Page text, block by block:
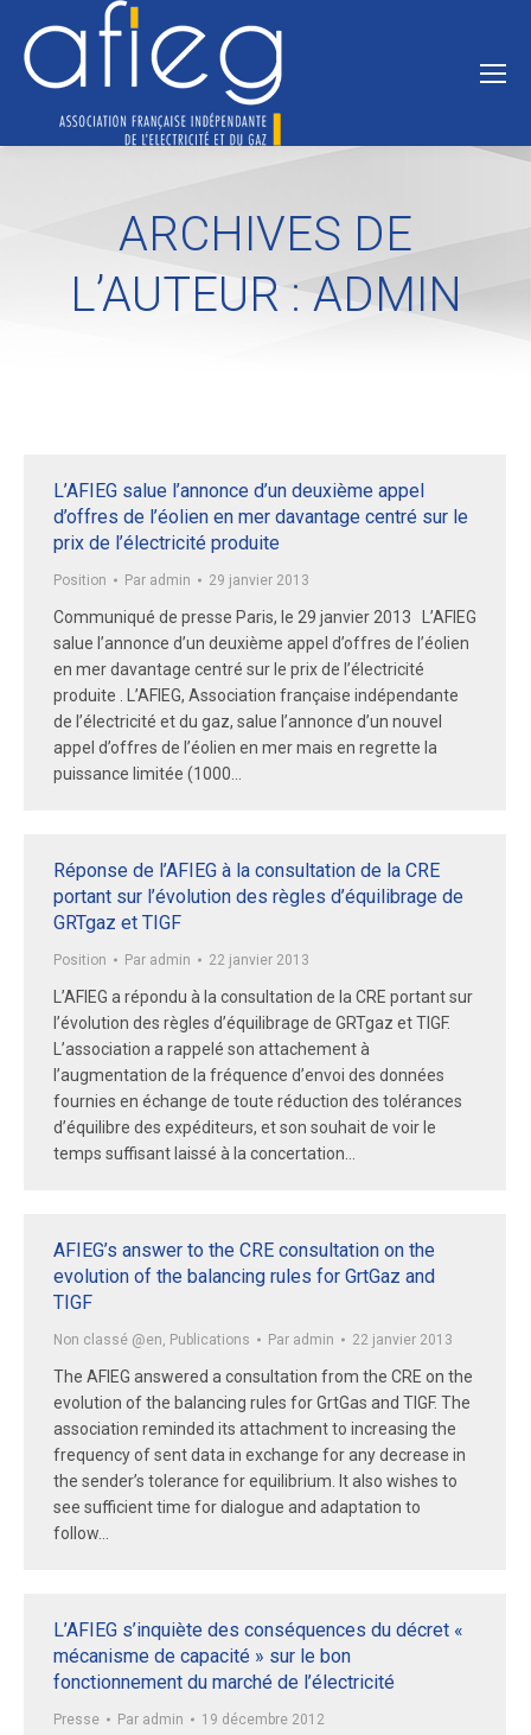
ARCHIVES DE
L’AUTEUR :ADMIN
L’AFIEG salue l’annonce d’un deuxième appel
d’offres de l’éolien en mer davantage centré sur le
prix de l’électricité produite
Position Par admin 29 janvier 2013
Communiqué de presse Paris, le 29 janvier 2013 L’AFIEG
salue l’annonce d’un deuxième appel d’offres de l’éolien
en mer davantage centré sur le prix de l’électricité
produite . L’AFIEG, Association française indépendante
de l’électricité et du gaz, salue l’annonce d’un nouvel
appel d’offres de l’éolien en mer mais en regrette la
puissance limitée (1000…
Réponse de l’AFIEG à la consultation de la CRE
portant sur l’évolution des règles d’équilibrage de
GRTgaz et TIGF
Position Par admin 22 janvier 2013
L’AFIEG a répondu à la consultation de la CRE portant sur
l’évolution des règles d’équilibrage de GRTgaz et TIGF.
L’association a rappelé son attachement à
l’augmentation de la fréquence d’envoi des données
fournies en échange de toute réduction des tolérances
d’équilibre des expéditeurs, et son souhait de voir le
temps suffisant laissé à la concertation…
AFIEG’s answer to the CRE consultation on the
evolution of the balancing rules for GrtGaz and
TIGF
Non classé @en, Publications Par admin 22 janvier 2013
The AFIEG answered a consultation from the CRE on the
evolution of the balancing rules for GrtGas and TIGF. The
association reminded its attachment to increasing the
frequency of sent data in exchange for any decrease in
the sender’s tolerance for equilibrium. It also wishes to
see sufficient time for dialogue and adaptation to
follow…
L’AFIEG s’inquiète des conséquences du décret «
mécanisme de capacité » sur le bon
fonctionnement du marché de l’électricité
Presse Par admin 19 décembre 2012